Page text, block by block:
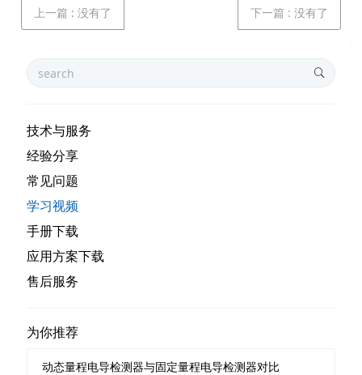
上一篇 :没有了 下一篇 : 没有了
技术与服务
经验分享
常见问题
学习视频
手册下载
应用方案下载
售后服务
为你推荐
动态量程电导检测器与固定量程电导检测器对比